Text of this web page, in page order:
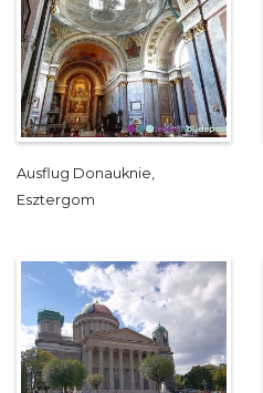
Ausflug Donauknie,
Esztergom